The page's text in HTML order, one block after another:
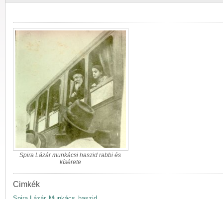
Spira Lázár munkácsi haszid rabbi és
kísérete
Cimkék